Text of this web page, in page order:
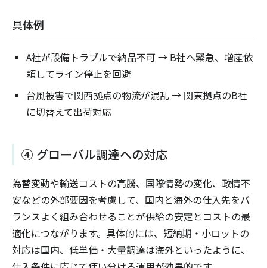
具体例
A社が設備トラブルで納品不可 → B社へ緊急、増産依
頼してライン停止を回避
台風被害で関西拠点の物流が混乱 → 関東拠点のB社
に切替えて出荷対応
④ グローバル調達への対応
為替変動や輸送コストの高騰、国際情勢の変化、政情不
安などの外部要因を考慮して、国内と海外の仕入先をバ
ランスよく組み合わせることが供給の安定とコストの最
適化につながります。具体的には、短納期・小ロットの
対応は国内、低単価・大量調達は海外といったように、